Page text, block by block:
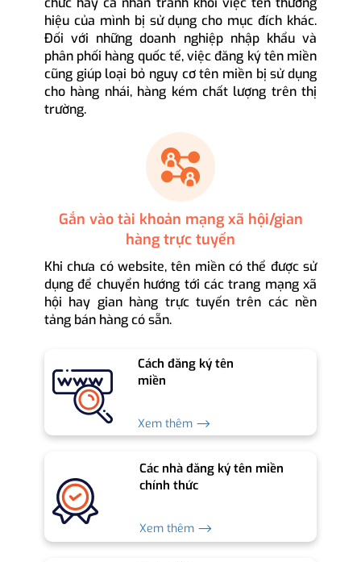
hiệu của mình bị sử dụng cho mục đích khác.
Đối với những doanh nghiệp nhập khẩu và
phân phối hàng quốc tế, việc đăng ký tên miền
cũng giúp loại bỏ nguy cơ tên miền bị sử dụng
cho hàng nhái, hàng kém chất lượng trên thị
trường.
Gắn vào tài khoản mạng xã hội/gian
hàng trực tuyến
Khi chưa có website, tên miền có thể được sử
dụng để chuyển hướng tới các trang mạng xã
hội hay gian hàng trực tuyến trên các nền
tảng bán hàng có sẵn.
Cách đăng ký tên
miền
Xem thêm ⟶
Các nhà đăng ký tên miền
chính thức
Xem thêm ⟶